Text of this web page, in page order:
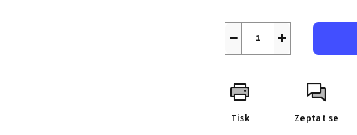
+
−
Tisk Zeptat se